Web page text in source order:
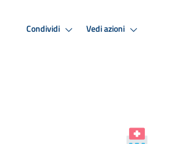
Condividi Vedi azioni